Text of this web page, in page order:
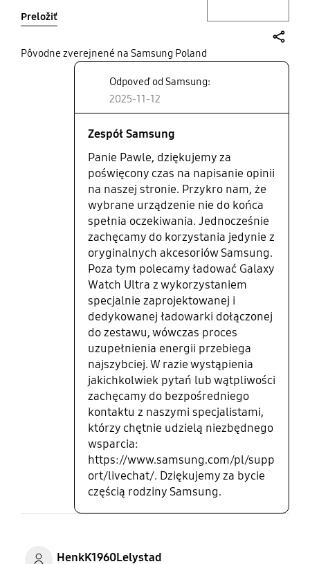
ładowania Samsung - PPS, inaczej
jest bardzo głośna - posiada
wbudowany wentylator, który po
chwili się załącza. Jak ktoś chce
używać w nocy na stoliku koło
łóżka to nie polecam. Jedyna zalety
to że jak już dobierzemy
odpowiedni zasilacz, to działa.
Spodziewałbym się czegoś więcej
po Samsungu.
Preložiť
Pôvodne zverejnené na Samsung Poland
Odpoveď od Samsung:
2025-11-12
Zespół Samsung
Panie Pawle, dziękujemy za
poświęcony czas na napisanie opinii
na naszej stronie. Przykro nam, że
wybrane urządzenie nie do końca
spełnia oczekiwania. Jednocześnie
zachęcamy do korzystania jedynie z
oryginalnych akcesoriów Samsung.
Poza tym polecamy ładować Galaxy
Watch Ultra z wykorzystaniem
specjalnie zaprojektowanej i
dedykowanej ładowarki dołączonej
do zestawu, wówczas proces
uzupełnienia energii przebiega
najszybciej. W razie wystąpienia
jakichkolwiek pytań lub wątpliwości
zachęcamy do bezpośredniego
kontaktu z naszymi specjalistami,
którzy chętnie udzielą niezbędnego
wsparcia:
https://www.samsung.com/pl/supp
ort/livechat/. Dziękujemy za bycie
częścią rodziny Samsung.
HenkK1960Lelystad